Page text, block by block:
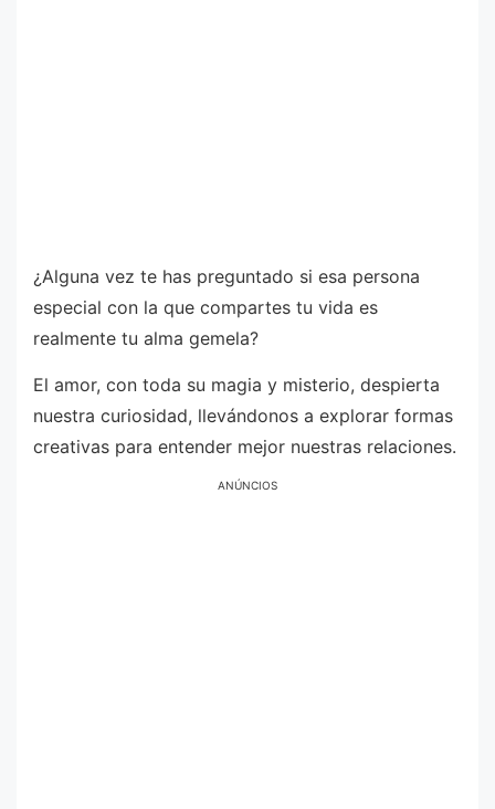
¿Alguna vez te has preguntado si esa persona
especial con la que compartes tu vida es
realmente tu alma gemela?
El amor, con toda su magia y misterio, despierta
nuestra curiosidad, llevándonos a explorar formas
creativas para entender mejor nuestras relaciones.
ANÚNCIOS